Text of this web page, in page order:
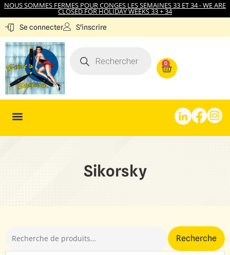
NOUS SOMMES FERMES POUR CONGES LES SEMAINES 33 ET 34 - WE ARE
CLOSED FOR HOLIDAY WEEKS 33 + 34
Se connecter S'inscrire
0
Sikorsky
Recherche